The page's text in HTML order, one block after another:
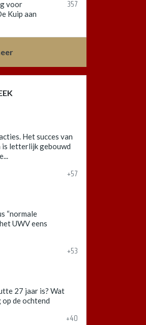
voor
Kuip aan
357
Het succes van
is letterlijk gebouwd
+57
“normale
UWV eens
+53
27 jaar is? Wat
de ochtend
+40